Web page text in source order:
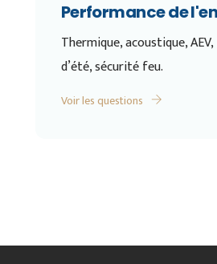
Performance de
Thermique, acoustique,
d’été, sécurité feu.
Voir les questions